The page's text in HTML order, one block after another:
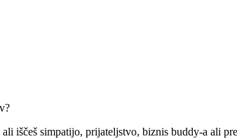
iščeš simpatijo, prijateljstvo, biznis buddy-a ali